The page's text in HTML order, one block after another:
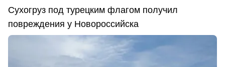
Сухогруз под турецким флагом получил
повреждения у Новороссийска